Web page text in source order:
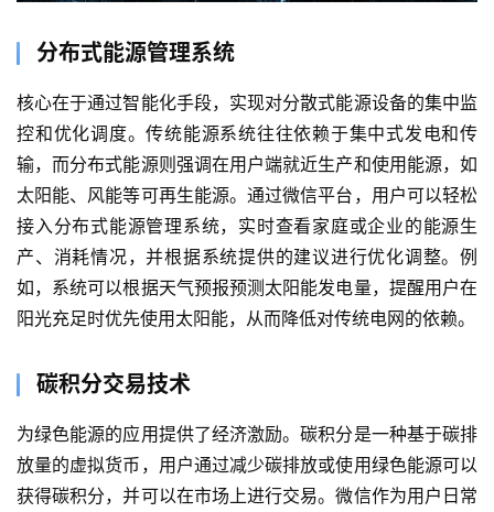
分布式能源管理系统
核心在于通过智能化手段，实现对分散式能源设备的集中监
控和优化调度。传统能源系统往往依赖于集中式发电和传
输，而分布式能源则强调在用户端就近生产和使用能源，如
太阳能、风能等可再生能源。通过微信平台，用户可以轻松
接入分布式能源管理系统，实时查看家庭或企业的能源生
产、消耗情况，并根据系统提供的建议进行优化调整。例
如，系统可以根据天气预报预测太阳能发电量，提醒用户在
阳光充足时优先使用太阳能，从而降低对传统电网的依赖。
碳积分交易技术
为绿色能源的应用提供了经济激励。碳积分是一种基于碳排
放量的虚拟货币，用户通过减少碳排放或使用绿色能源可以
获得碳积分，并可以在市场上进行交易。微信作为用户日常